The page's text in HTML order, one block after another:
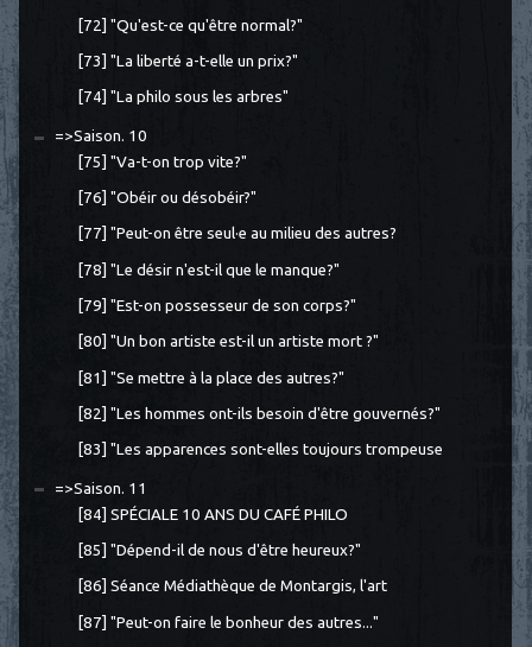
[72] "Qu'est-ce qu'être normal?"
[73] "La liberté a-t-elle un prix?"
[74] "La philo sous les arbres"
=>Saison. 10
[75] "Va-t-on trop vite?"
[76] "Obéir ou désobéir?"
[77] "Peut-on être seul·e au milieu des autres?
[78] "Le désir n'est-il que le manque?"
[79] "Est-on possesseur de son corps?"
[80] "Un bon artiste est-il un artiste mort ?"
[81] "Se mettre à la place des autres?"
[82] "Les hommes ont-ils besoin d'être gouvernés?"
[83] "Les apparences sont-elles toujours trompeuse
=>Saison. 11
[84] SPÉCIALE 10 ANS DU CAFÉ PHILO
[85] "Dépend-il de nous d'être heureux?"
[86] Séance Médiathèque de Montargis, l'art
[87] "Peut-on faire le bonheur des autres..."